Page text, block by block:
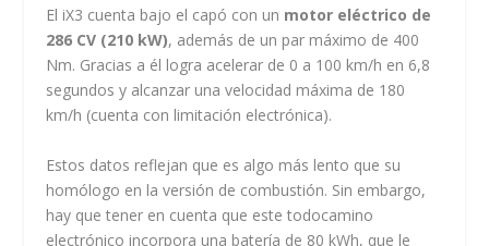
El iX3 cuenta bajo el capó con un motor eléctrico de
286 CV (210 kW), además de un par máximo de 400
Nm. Gracias a él logra acelerar de 0 a 100 km/h en 6,8
segundos y alcanzar una velocidad máxima de 180
km/h (cuenta con limitación electrónica).
Estos datos reflejan que es algo más lento que su
homólogo en la versión de combustión. Sin embargo,
hay que tener en cuenta que este todocamino
electrónico incorpora una batería de 80 kWh, que le